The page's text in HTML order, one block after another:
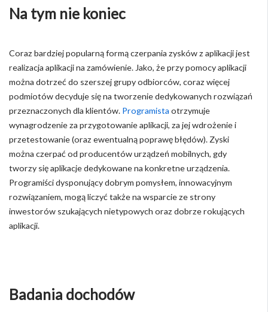
Na tym nie koniec
Coraz bardziej popularną formą czerpania zysków z aplikacji jest
realizacja aplikacji na zamówienie. Jako, że przy pomocy aplikacji
można dotrzeć do szerszej grupy odbiorców, coraz więcej
podmiotów decyduje się na tworzenie dedykowanych rozwiązań
przeznaczonych dla klientów. Programista otrzymuje
wynagrodzenie za przygotowanie aplikacji, za jej wdrożenie i
przetestowanie (oraz ewentualną poprawę błędów). Zyski
można czerpać od producentów urządzeń mobilnych, gdy
tworzy się aplikacje dedykowane na konkretne urządzenia.
Programiści dysponujący dobrym pomysłem, innowacyjnym
rozwiązaniem, mogą liczyć także na wsparcie ze strony
inwestorów szukających nietypowych oraz dobrze rokujących
aplikacji.
Badania dochodów